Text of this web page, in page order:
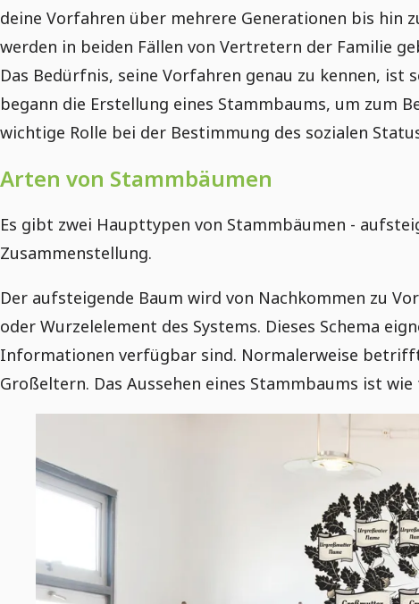
deine Vorfahren über mehrere Generationen bis hin
werden in beiden Fällen von Vertretern der Familie
Das Bedürfnis, seine Vorfahren genau zu kennen,
begann die Erstellung eines Stammbaums, um zum
wichtige Rolle bei der Bestimmung des sozialen
Arten von Stammbäumen
Es gibt zwei Haupttypen von Stammbäumen -
Zusammenstellung.
Der aufsteigende Baum wird von Nachkommen zu
oder Wurzelelement des Systems. Dieses Schema
Informationen verfügbar sind. Normalerweise
Großeltern. Das Aussehen eines Stammbaums ist